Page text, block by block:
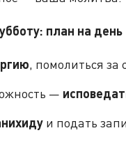
план на день
, помолиться за
—
и подать